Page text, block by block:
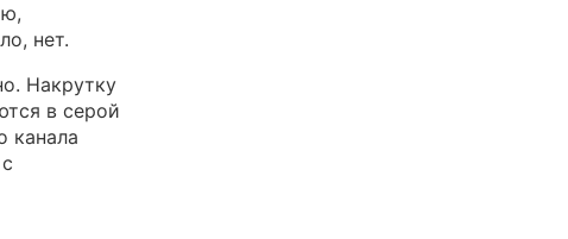
нет.
Накрутку
в серой
канала